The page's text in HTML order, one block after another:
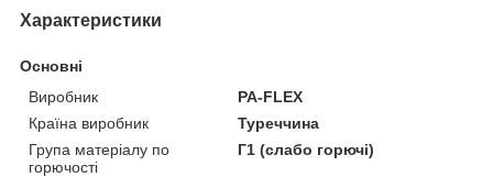
Характеристики
Основні
Виробник
PA-FLEX
Країна виробник
Туреччина
Група матеріалу по
горючості
Г1 (слабо горючі)